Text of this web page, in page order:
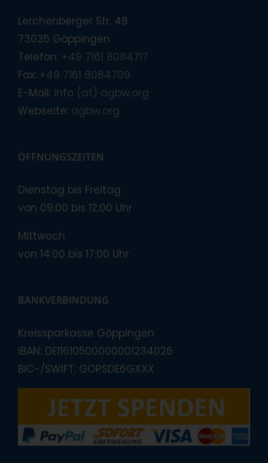
Lerchenberger Str. 48
73035 Göppingen
Telefon: +49 7161 8084717
Fax: +49 7161 8084709
E-Mail: info (at) agbw.org
Webseite: agbw.org
ÖFFNUNGSZEITEN
Dienstag bis Freitag
von 09:00 bis 12:00 Uhr
Mittwoch
von 14:00 bis 17:00 Uhr
BANKVERBINDUNG
Kreissparkasse Göppingen
IBAN: DE11610500000001234026
BIC-/SWIFT: GOPSDE6GXXX